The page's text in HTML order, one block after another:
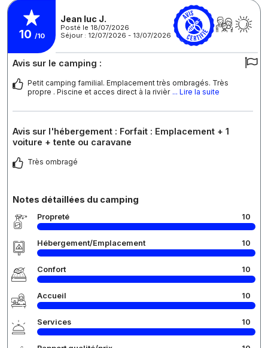
10 /10
Jean luc J.
Posté le 18/07/2026
Séjour : 12/07/2026 - 13/07/2026
Avis sur le camping :
Petit camping familial. Emplacement très ombragés. Très
propre . Piscine et acces direct à la rivièr ... Lire la suite
Avis sur l'hébergement : Forfait : Emplacement + 1
voiture + tente ou caravane
Très ombragé
Notes détaillées du camping
Propreté 10
Hébergement/Emplacement 10
Confort 10
Accueil 10
Services 10